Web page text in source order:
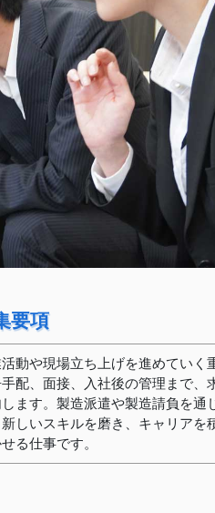
要項
動や現場立ち上げを進めていく
配、面接、入社後の管理まで、
ます。製造派遣や製造請負を通
しいスキルを磨き、キャリアを
る仕事です。